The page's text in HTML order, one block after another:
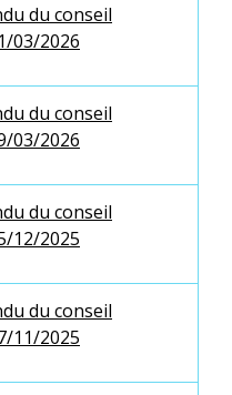
du conseil
03/2026
du conseil
03/2026
du conseil
12/2025
du conseil
11/2025